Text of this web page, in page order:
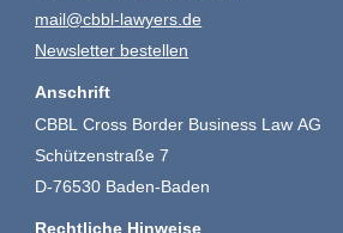
mail@cbbl-lawyers.de
Newsletter bestellen
Anschrift
CBBL Cross Border Business Law AG
Schützenstraße 7
D-76530 Baden-Baden
Rechtliche Hinweise